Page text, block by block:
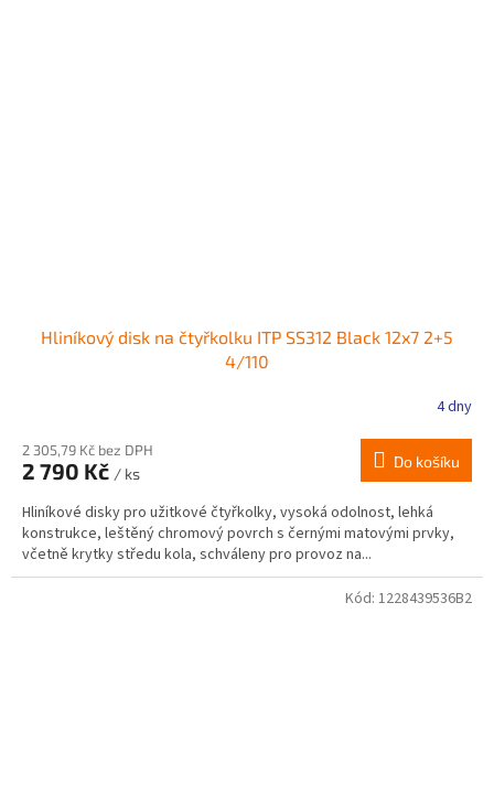
Hliníkový disk na čtyřkolku ITP SS312 Black 12x7 2+5
4/110
4 dny
2 305,79 Kč bez DPH
2 790 Kč / ks
Do košíku
Hliníkové disky pro užitkové čtyřkolky, vysoká odolnost, lehká
konstrukce, leštěný chromový povrch s černými matovými prvky,
včetně krytky středu kola, schváleny pro provoz na...
Kód: 1228439536B2